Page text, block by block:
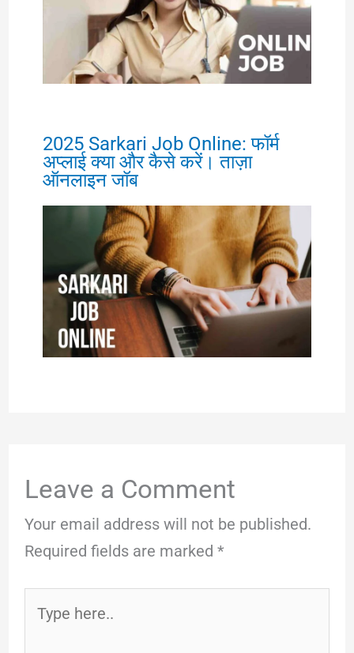
2025 Sarkari Job Online: फॉर्म
अप्लाई क्या और कैसे करें। ताज़ा
ऑनलाइन जॉब
Leave a Comment
Your email address will not be published.
Required fields are marked *
here..